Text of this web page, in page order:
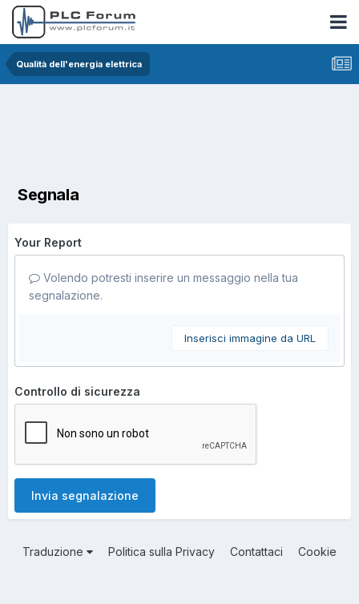
Qualità dell'energia elettrica
Segnala
Your Report
Volendo potresti inserire un messaggio nella tua
segnalazione.
Inserisci immagine da URL
Controllo di sicurezza
Invia segnalazione
Traduzione Politica sulla Privacy Contattaci Cookie